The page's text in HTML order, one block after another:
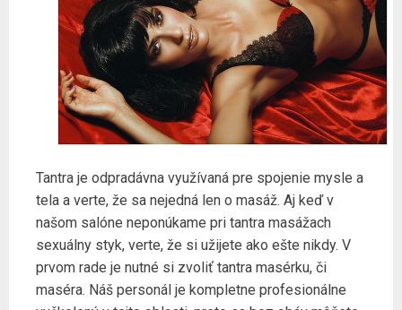
Tantra je odpradávna využívaná pre spojenie mysle a
tela a verte, že sa nejedná len o masáž. Aj keď v
našom salóne neponúkame pri tantra masážach
sexuálny styk, verte, že si užijete ako ešte nikdy. V
prvom rade je nutné si zvoliť tantra masérku, či
maséra. Náš personál je kompletne profesionálne